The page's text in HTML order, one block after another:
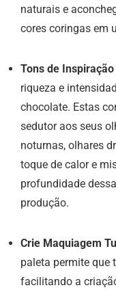
naturais e
cores coringas em
Tons de
riqueza e
chocolate. Estas
sedutor aos seus
noturnas, olhares
toque de calor e
profundidade
produção.
Crie Maquiagem
paleta permite que
facilitando a